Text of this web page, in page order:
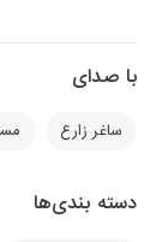
با صدای
ساغر زارع
دسته بندی‌ها